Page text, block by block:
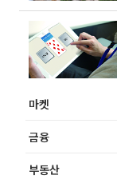
마켓
금융
부동산